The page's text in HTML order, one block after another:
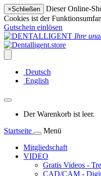
×Schließen
Dieser Online-
Cookies ist der
Gutschein einlösen
Ihre
Deutsch
English
Der Warenkorb ist leer.
Startseite
Menü
Mitgliedschaft
VIDEO
Gratis Videos -
CAD/CAM -